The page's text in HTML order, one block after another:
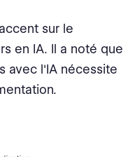
sur le
en IA. Il a noté que
avec l'IA nécessite